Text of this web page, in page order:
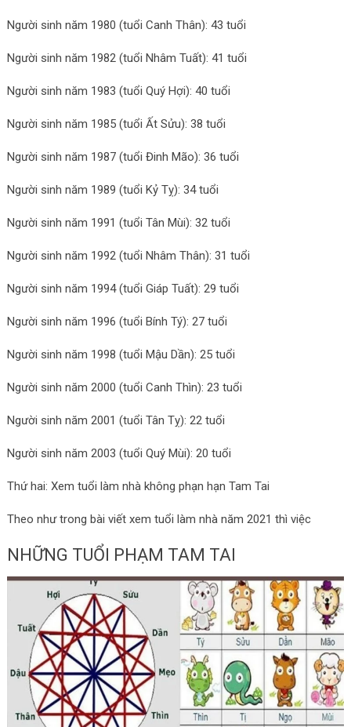
Người sinh năm 1980 (tuổi Canh Thân): 43 tuổi
Người sinh năm 1982 (tuổi Nhâm Tuất): 41 tuổi
Người sinh năm 1983 (tuổi Quý Hợi): 40 tuổi
Người sinh năm 1985 (tuổi Ất Sửu): 38 tuổi
Người sinh năm 1987 (tuổi Đinh Mão): 36 tuổi
Người sinh năm 1989 (tuổi Kỷ Tỵ): 34 tuổi
Người sinh năm 1991 (tuổi Tân Mùi): 32 tuổi
Người sinh năm 1992 (tuổi Nhâm Thân): 31 tuổi
Người sinh năm 1994 (tuổi Giáp Tuất): 29 tuổi
Người sinh năm 1996 (tuổi Bính Tý): 27 tuổi
Người sinh năm 1998 (tuổi Mậu Dần): 25 tuổi
Người sinh năm 2000 (tuổi Canh Thìn): 23 tuổi
Người sinh năm 2001 (tuổi Tân Tỵ): 22 tuổi
Người sinh năm 2003 (tuổi Quý Mùi): 20 tuổi
Thứ hai: Xem tuổi làm nhà không phạn hạn Tam Tai
Theo như trong bài viết xem tuổi làm nhà năm 2021 thì việc
NHỮNG TUỔI PHẠM TAM TAI